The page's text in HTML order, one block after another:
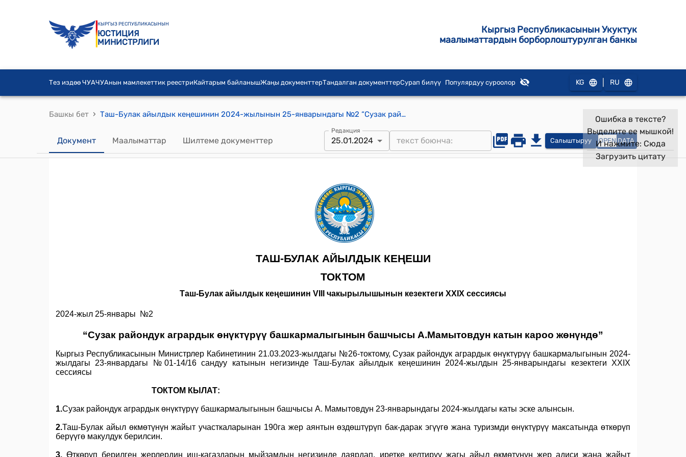
КЫРГЫЗ РЕСПУБЛИКАСЫНЫН
ЮСТИЦИЯ
МИНИСТРЛИГИ
Кыргыз Республикасынын Укуктук
маалыматтардын борборлоштурулган банкы
Тез издөө ЧУАЧУАнын мамлекеттик реестриКайтарым байланышЖаңы документтерТандалган документтерСурап билүү Популярдуу суроолор KG RU
Башкы бет › Таш-Булак айылдык кеңешинин 2024-жылынын 25-январындагы №2 “Сузак райондук агрардык өнүктүрүү башкармалыгынын башчысы А.Мамытовдун катын кароо жөнүндө” токтому
Документ Маалыматтар Шилтеме документтер
Редакция
25.01.2024 Салыштыруу OPEN DATA
Ошибка в тексте?
Выделите ее мышкой!
И нажмите: Сюда
Загрузить цитату